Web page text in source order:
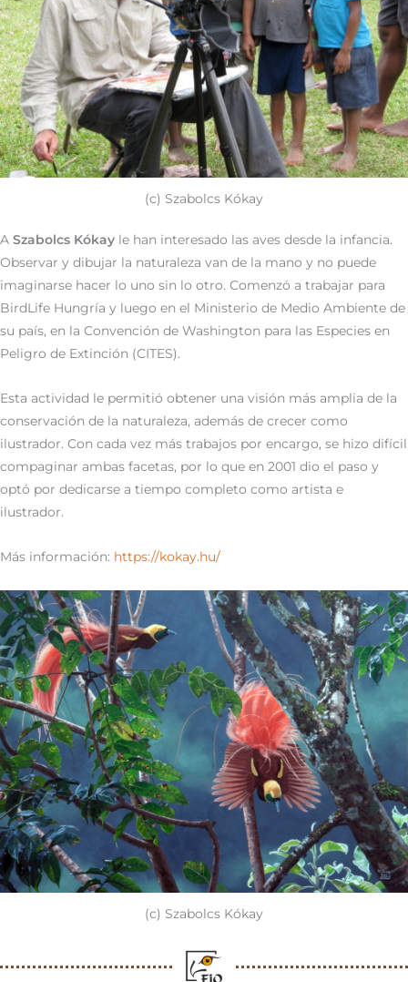
(c) Szabolcs Kókay
A Szabolcs Kókay le han interesado las aves desde la infancia.
Observar y dibujar la naturaleza van de la mano y no puede
imaginarse hacer lo uno sin lo otro. Comenzó a trabajar para
BirdLife Hungría y luego en el Ministerio de Medio Ambiente de
su país, en la Convención de Washington para las Especies en
Peligro de Extinción (CITES).
Esta actividad le permitió obtener una visión más amplia de la
conservación de la naturaleza, además de crecer como
ilustrador. Con cada vez más trabajos por encargo, se hizo difícil
compaginar ambas facetas, por lo que en 2001 dio el paso y
optó por dedicarse a tiempo completo como artista e
ilustrador.
Más información: https://kokay.hu/
(c) Szabolcs Kókay